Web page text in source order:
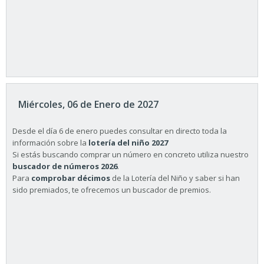
Miércoles, 06 de Enero de 2027
Desde el día 6 de enero puedes consultar en directo toda la
información sobre la lotería del niño 2027
Si estás buscando comprar un número en concreto utiliza nuestro
buscador de números 2026.
Para comprobar décimos de la Lotería del Niño y saber si han
sido premiados, te ofrecemos un buscador de premios.